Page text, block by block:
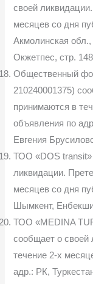
своей
месяцев со дня
Акмолинская
Окжетпес, стр.
Общественный
210240001375)
принимаются в
объявления по
Евгения
ТОО «DOS transit»
ликвидации.
месяцев со дня
Шымкент,
ТОО «MEDINA
сообщает о своей
течение 2-х
адр.: РК,